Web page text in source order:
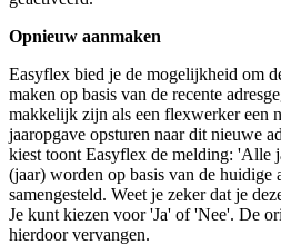
Opnieuw aanmaken
Easyflex bied je de mogelijkheid om
maken op basis van de recente
makkelijk zijn als een flexwerker een
jaaropgave opsturen naar dit nieuwe
kiest toont Easyflex de melding: 'Alle
(jaar) worden op basis van de huidige
samengesteld. Weet je zeker dat je
Je kunt kiezen voor 'Ja' of 'Nee'. De
hierdoor vervangen.